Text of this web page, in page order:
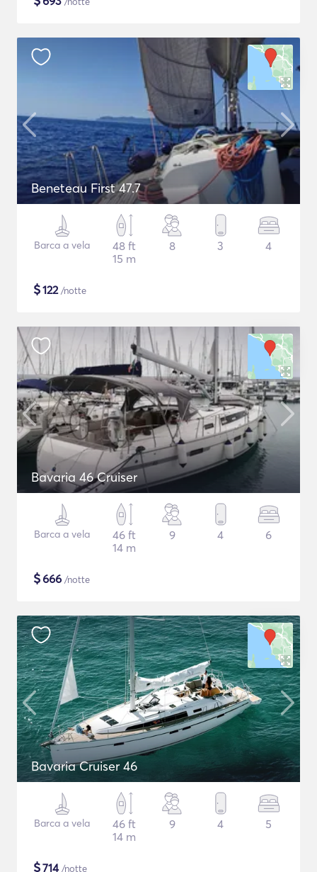
Beneteau First 47.7
Barca a vela
48 ft
15 m
8 3 4
$122/notte
Bavaria 46 Cruiser
Barca a vela
46 ft
14 m
9 4 6
$666 /notte
Bavaria Cruiser 46
Barca a vela
46 ft
14 m
9 4 5
$714/notte